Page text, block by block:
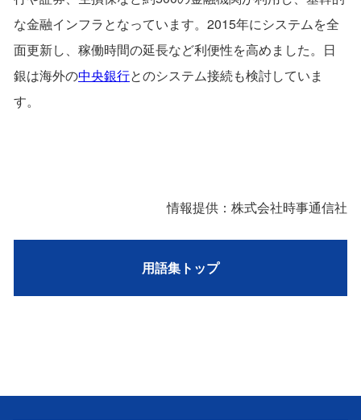
な金融インフラとなっています。2015年にシステムを全
面更新し、稼働時間の延長など利便性を高めました。日
銀は海外の中央銀行とのシステム接続も検討していま
す。
情報提供：株式会社時事通信社
用語集トップ